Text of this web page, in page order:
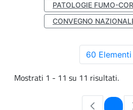
PATOLOGIE FUMO-
CONVEGNO
60 Elementi
Mostrati 1 - 11 su 11 risultati.